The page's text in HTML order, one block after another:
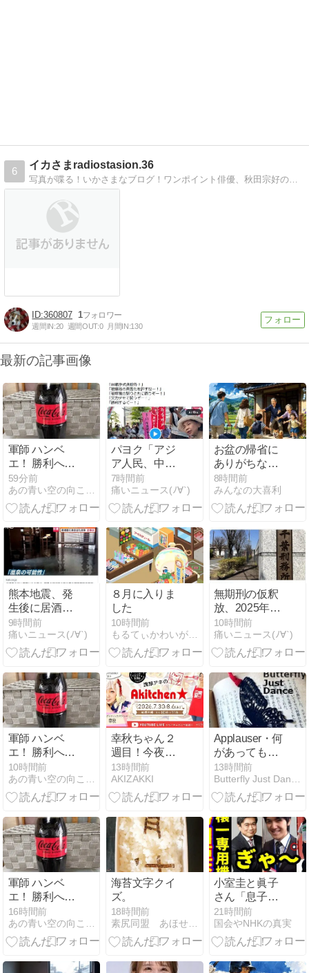
6
イカさまradiostasion.36
写真が喋る！いかさまなブログ！ワンポイント俳優、秋田宗好の気まぐれブログ！見ればわかりますよ。
360807 1
週間IN:20 週間OUT:0 月間IN:130
最新の記事画像
軍師 ハンベ
エ！ 勝利への
道・ラスト
012
1時間前
パヨク「アジ
ア人民、中国
人民と連帯し
て戦おー！悪
政高市を打倒
7時間前
痛いニュース(ﾉ∀`)
お盆の帰省に
ありがちなこ
とはなんです
か？
8時間前
みんなの大喜利
熊本地震、発
生後に居酒屋
店内から温泉
が吹き出す
9時間前
痛いニュース(ﾉ∀`)
８月に入りま
した
10時間前
もるてぃかわいがりーず
無期刑の仮釈
放、2025年は
「わずか4
人」2024年は
32人が獄中
化」の傾向続
く
10時間前
痛いニュース(ﾉ∀`)
軍師 ハンベ
エ！ 勝利への
道・８ 011
10時間前
幸秋ちゃん２
週目！今夜は
何のコス？！
肉じゃがなら
ぬ･･･ツナじゃ
13時間前
AKIZAKKI
Applauser・何
があっても喝
采し続けろ
/Applauser.
Applause must
Sergeant
Code Street / I
want to be
what you saw
in me.
13時間前
軍師 ハンベ
エ！ 勝利への
道・７ 010
16時間前
海苔文字クイ
ズ。
18時間前
小室圭と眞子
さん「息子と
専用機帰国プ
ラン」に伊藤
穣一氏も関与
後の“帰国遅
21時間前
国会やNHKの真実